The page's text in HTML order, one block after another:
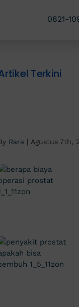
0821-
Terkini
Rara | Agustus 7th,